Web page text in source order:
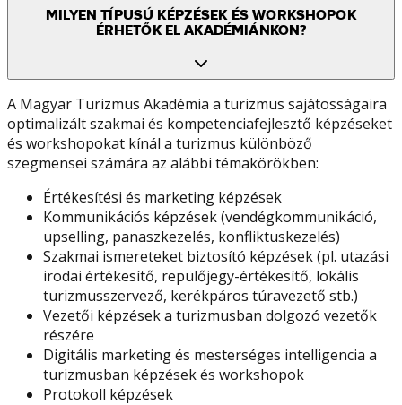
MILYEN TÍPUSÚ KÉPZÉSEK ÉS WORKSHOPOK
ÉRHETŐK EL AKADÉMIÁNKON?
A Magyar Turizmus Akadémia a turizmus sajátosságaira
optimalizált szakmai és kompetenciafejlesztő képzéseket
és workshopokat kínál a turizmus különböző
szegmensei számára az alábbi témakörökben:
Értékesítési és marketing képzések
Kommunikációs képzések (vendégkommunikáció,
upselling, panaszkezelés, konfliktuskezelés)
Szakmai ismereteket biztosító képzések (pl. utazási
irodai értékesítő, repülőjegy-értékesítő, lokális
turizmusszervező, kerékpáros túravezető stb.)
Vezetői képzések a turizmusban dolgozó vezetők
részére
Digitális marketing és mesterséges intelligencia a
turizmusban képzések és workshopok
Protokoll képzések